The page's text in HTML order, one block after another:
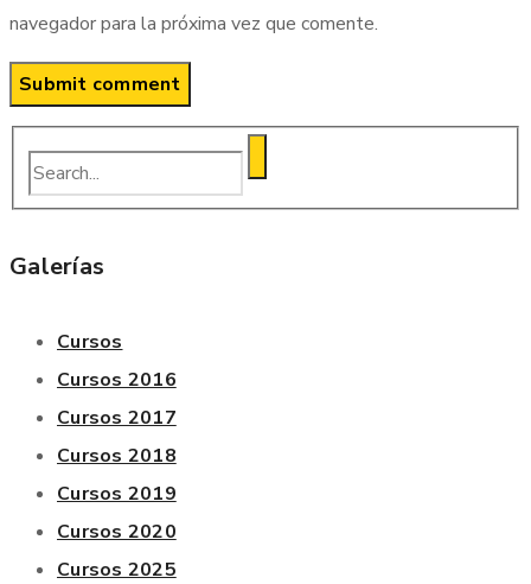
navegador para la próxima vez que comente.
Galerías
Cursos
Cursos 2016
Cursos 2017
Cursos 2018
Cursos 2019
Cursos 2020
Cursos 2025